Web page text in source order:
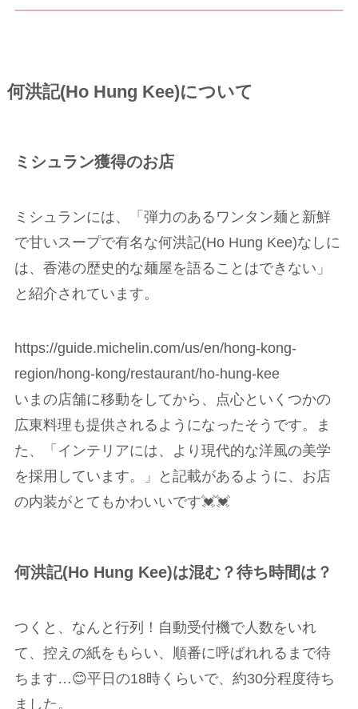
何洪記(Ho Hung Kee)について
ミシュラン獲得のお店
ミシュランには、「弾力のあるワンタン麺と新鮮
で甘いスープで有名な何洪記(Ho Hung Kee)なしに
は、香港の歴史的な麺屋を語ることはできない」
と紹介されています。
https://guide.michelin.com/us/en/hong-kong-
region/hong-kong/restaurant/ho-hung-kee
いまの店舗に移動をしてから、点心といくつかの
広東料理も提供されるようになったそうです。ま
た、「インテリアには、より現代的な洋風の美学
を採用しています。」と記載があるように、お店
の内装がとてもかわいいです💓💓
何洪記(Ho Hung Kee)は混む？待ち時間は？
つくと、なんと行列！自動受付機で人数をいれ
て、控えの紙をもらい、順番に呼ばれれるまで待
ちます…😊平日の18時くらいで、約30分程度待ち
ました。